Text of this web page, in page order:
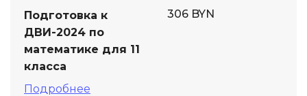
Подготовка к
ДВИ-2024 по
математике для 11
класса
Подробнее
306 BYN